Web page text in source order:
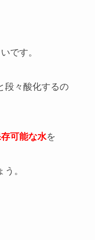
です。
段々酸化するの
可能な水を
。